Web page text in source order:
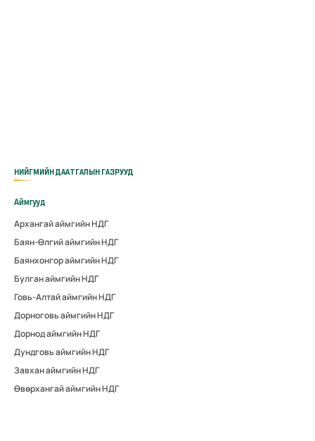
НИЙГМИЙН ДААТГАЛЫН ГАЗРУУД
Аймгууд
Архангай аймгийн НДГ
Баян-Өлгий аймгийн НДГ
Баянхонгор аймгийн НДГ
Булган аймгийн НДГ
Говь-Алтай аймгийн НДГ
Дорноговь аймгийн НДГ
Дорнод аймгийн НДГ
Дундговь аймгийн НДГ
Завхан аймгийн НДГ
Өвөрхангай аймгийн НДГ